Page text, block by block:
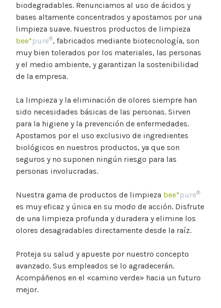
biodegradables. Renunciamos al uso de ácidos y
bases altamente concentrados y apostamos por una
limpieza suave. Nuestros productos de limpieza
bee*pure®, fabricados mediante biotecnología, son
muy bien tolerados por los materiales, las personas
y el medio ambiente, y garantizan la sostenibilidad
de la empresa.
La limpieza y la eliminación de olores siempre han
sido necesidades básicas de las personas. Sirven
para la higiene y la prevención de enfermedades.
Apostamos por el uso exclusivo de ingredientes
biológicos en nuestros productos, ya que son
seguros y no suponen ningún riesgo para las
personas involucradas.
Nuestra gama de productos de limpieza bee*pure®
es muy eficaz y única en su modo de acción. Disfrute
de una limpieza profunda y duradera y elimine los
olores desagradables directamente desde la raíz.
Proteja su salud y apueste por nuestro concepto
avanzado. Sus empleados se lo agradecerán.
Acompáñenos en el «camino verde» hacia un futuro
mejor.